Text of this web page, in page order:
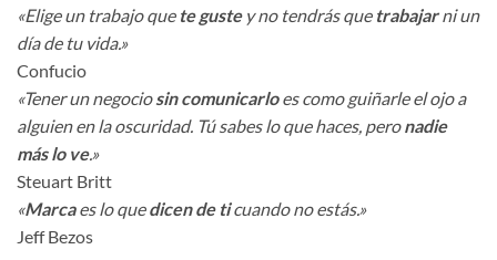
«Elige un trabajo que te gustey no tendrás que trabajarni un
día de tu vida.»
Confucio
«Tener un negocio sin comunicarloes como guiñarle el ojo a
alguien en la oscuridad. Tú sabes lo que haces, peronadie
más lo ve.»
Steuart Britt
«Marcaes lo quedicen de ticuando no estás.»
Jeff Bezos